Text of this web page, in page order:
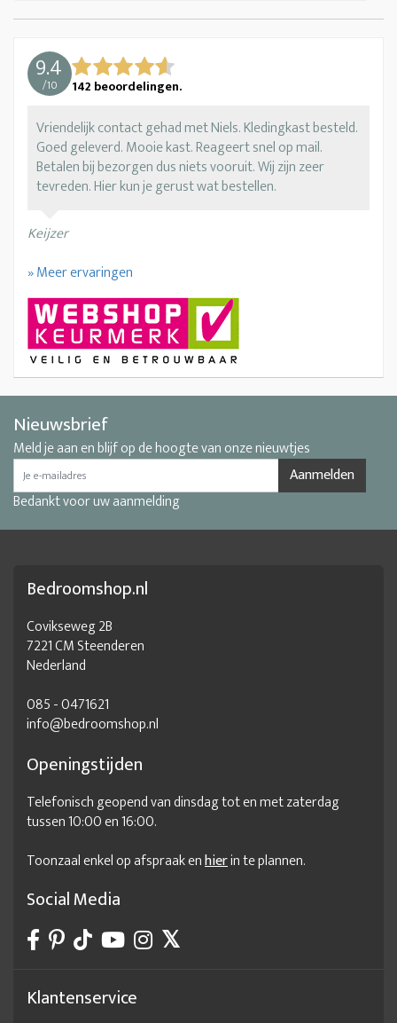
9.4
/10 142 beoordelingen.
Vriendelijk contact gehad met Niels. Kledingkast besteld.
Goed geleverd. Mooie kast. Reageert snel op mail.
Betalen bij bezorgen dus niets vooruit. Wij zijn zeer
tevreden. Hier kun je gerust wat bestellen.
Keijzer
» Meer ervaringen
Nieuwsbrief
Meld je aan en blijf op de hoogte van onze nieuwtjes
Aanmelden
Bedankt voor uw aanmelding
Bedroomshop.nl
Covikseweg 2B
7221 CM Steenderen
Nederland
085 - 0471621
info@bedroomshop.nl
Openingstijden
Telefonisch geopend van dinsdag tot en met zaterdag
tussen 10:00 en 16:00.
Toonzaal enkel op afspraak enhierin te plannen.
Social Media
Klantenservice